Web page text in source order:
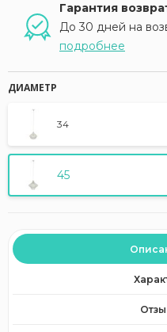
Гарантия
До 30 дней на
подробнее
ДИАМЕТР
34
45